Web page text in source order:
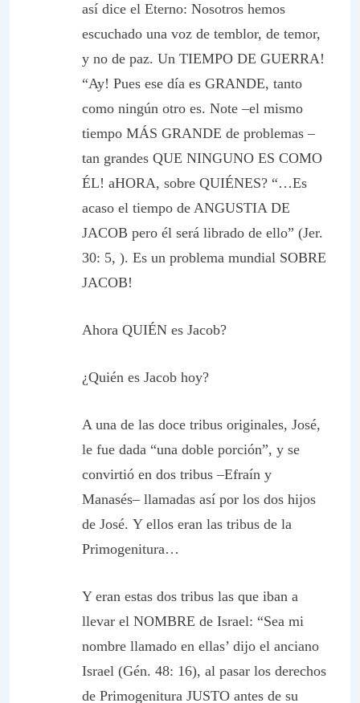
así dice el Eterno: Nosotros hemos
escuchado una voz de temblor, de temor,
y no de paz. Un TIEMPO DE GUERRA!
“Ay! Pues ese día es GRANDE, tanto
como ningún otro es. Note –el mismo
tiempo MÁS GRANDE de problemas –
tan grandes QUE NINGUNO ES COMO
ÉL! aHORA, sobre QUIÉNES? “…Es
acaso el tiempo de ANGUSTIA DE
JACOB pero él será librado de ello” (Jer.
30: 5, ). Es un problema mundial SOBRE
JACOB!
Ahora QUIÉN es Jacob?
¿Quién es Jacob hoy?
A una de las doce tribus originales, José,
le fue dada “una doble porción”, y se
convirtió en dos tribus –Efraín y
Manasés– llamadas así por los dos hijos
de José. Y ellos eran las tribus de la
Primogenitura…
Y eran estas dos tribus las que iban a
llevar el NOMBRE de Israel: “Sea mi
nombre llamado en ellas’ dijo el anciano
Israel (Gén. 48: 16), al pasar los derechos
de Primogenitura JUSTO antes de su